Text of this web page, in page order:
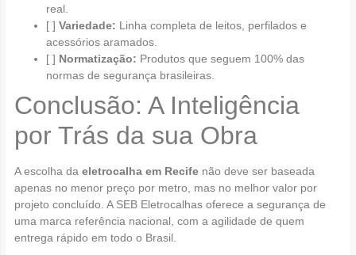
real.
[ ] Variedade: Linha completa de leitos, perfilados e
acessórios aramados.
[ ] Normatização: Produtos que seguem 100% das
normas de segurança brasileiras.
Conclusão: A Inteligência
por Trás da sua Obra
A escolha da eletrocalha em Recife não deve ser baseada
apenas no menor preço por metro, mas no melhor valor por
projeto concluído. A SEB Eletrocalhas oferece a segurança de
uma marca referência nacional, com a agilidade de quem
entrega rápido em todo o Brasil.